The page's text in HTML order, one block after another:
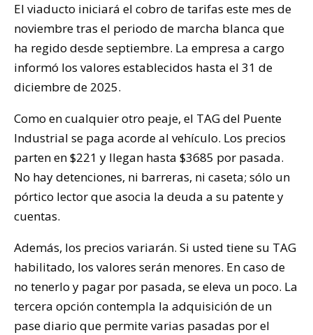
El viaducto iniciará el cobro de tarifas este mes de
noviembre tras el periodo de marcha blanca que
ha regido desde septiembre. La empresa a cargo
informó los valores establecidos hasta el 31 de
diciembre de 2025.
Como en cualquier otro peaje, el TAG del Puente
Industrial se paga acorde al vehículo. Los precios
parten en $221 y llegan hasta $3685 por pasada.
No hay detenciones, ni barreras, ni caseta; sólo un
pórtico lector que asocia la deuda a su patente y
cuentas.
Además, los precios variarán. Si usted tiene su TAG
habilitado, los valores serán menores. En caso de
no tenerlo y pagar por pasada, se eleva un poco. La
tercera opción contempla la adquisición de un
pase diario que permite varias pasadas por el